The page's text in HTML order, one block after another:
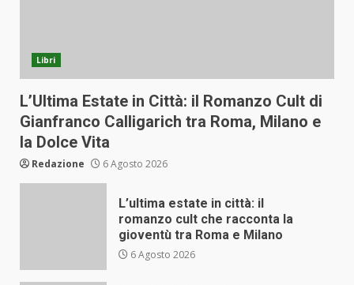
Libri
L’Ultima Estate in Città: il Romanzo Cult di
Gianfranco Calligarich tra Roma, Milano e
la Dolce Vita
Redazione 6 Agosto 2026
L’ultima estate in città: il
romanzo cult che racconta la
gioventù tra Roma e Milano
6 Agosto 2026